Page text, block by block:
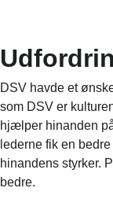
DSV havde et
som DSV er
hjælper hinanden
lederne fik en
hinandens styrker.
bedre.